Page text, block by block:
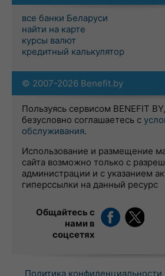
все банки Беларуси
найти на карте
курсы валют
кредитный калькулятор
© 2007-2026 Benefit.by
Пользуясь сервисом BENEFIT
безусловно соглашаетесь с
обслуживания.
Использование и размещение
сайта возможно только с
администрации и с указанием
гиперссылки на данный ресурс
Общайтесь с
нами в
соцсетях
Политика конфиденциальности